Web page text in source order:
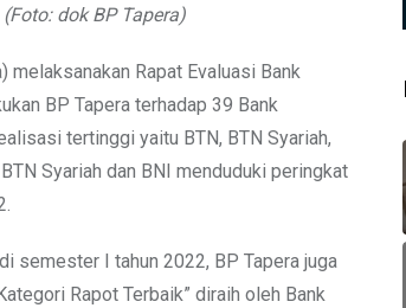
(Foto: dok BP Tapera)
melaksanakan Rapat Evaluasi Bank
BP Tapera terhadap 39 Bank
tertinggi yaitu BTN, BTN Syariah,
Syariah dan BNI menduduki peringkat
semester I tahun 2022, BP Tapera juga
Rapot Terbaik” diraih oleh Bank